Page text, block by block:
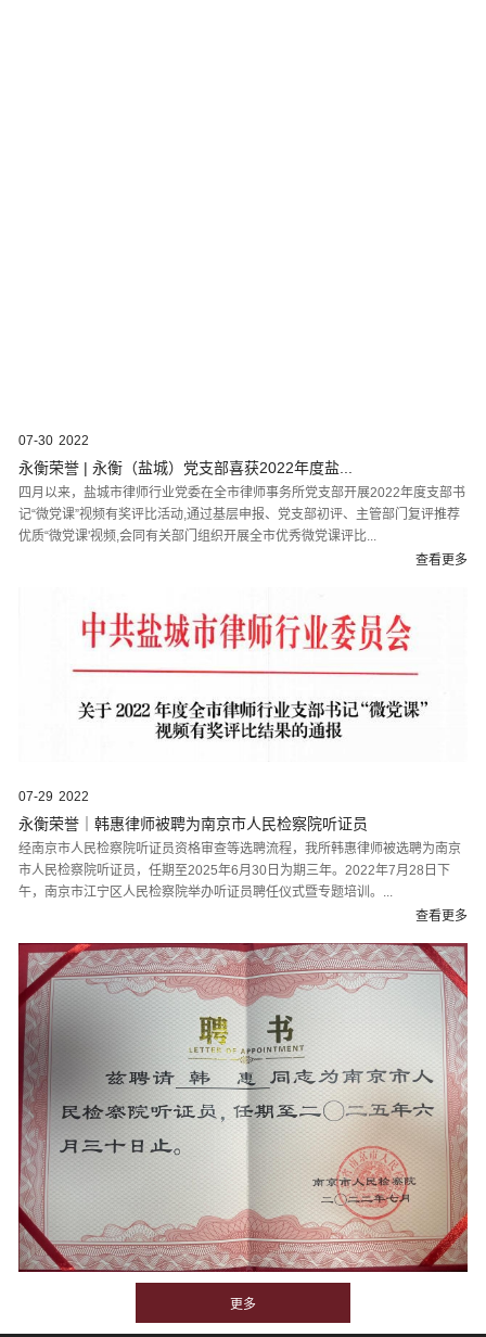
07-30 2022
永衡荣誉 | 永衡（盐城）党支部喜获2022年度盐...
四月以来，盐城市律师行业党委在全市律师事务所党支部开展2022年度支部书
记“微党课”视频有奖评比活动,通过基层申报、党支部初评、主管部门复评推荐
优质“微党课'视频,会同有关部门组织开展全市优秀微党课评比...
查看更多
07-29 2022
永衡荣誉｜韩惠律师被聘为南京市人民检察院听证员
经南京市人民检察院听证员资格审查等选聘流程，我所韩惠律师被选聘为南京
市人民检察院听证员，任期至2025年6月30日为期三年。2022年7月28日下
午，南京市江宁区人民检察院举办听证员聘任仪式暨专题培训。...
查看更多